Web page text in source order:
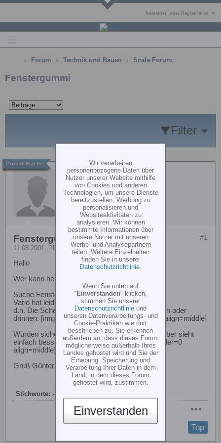
Anmelden oder Registrieren
Forum Technik und Bauen Scale Forum
Fenstergummi
Filter
Blackhawk
#1
Fenstergummi
11.08.2001, 21:20
Hallo
Wer kann helfen?
Suche Fenstergummi in H-Form.
Vario hat leider nur Gumi in S-Form.
d.h. Die Scheiben sind entweder weiter draussen oder
drinnen. [img src=icon_smile_sad.gif border=0 align=middle]
Würden sicher schwieriger zu montieren sein, aber sieht
einfach besser aus.[img src=icon_smile.gif border=0
align=middle]
Gruß Günter
Stichworte: -
Top
Wir verarbeiten
personenbezogene Daten über
Nutzer unserer Website mithilfe
von Cookies und anderen
Technologien, um unsere Dienste
bereitzustellen, Werbung zu
personalisieren und
Websiteaktivitäten zu
analysieren. Wir können
bestimmte Informationen über
unsere Nutzer mit unseren
Werbe- und Analysepartnern
teilen. Weitere Einzelheiten
finden Sie in unserer
Datenschutzrichtlinie.
Wenn Sie unten auf
"Einverstanden" klicken,
stimmen Sie unserer
Datenschutzrichtlinie und
unseren Datenverarbeitungs- und
Cookie-Praktiken wie dort
beschrieben zu. Sie erkennen
außerdem an, dass dieses Forum
möglicherweise außerhalb Ihres
Landes gehostet wird und Sie der
Erhebung, Speicherung und
Verarbeitung Ihrer Daten in dem
Land, in dem dieses Forum
gehostet wird, zustimmen.
Einverstanden